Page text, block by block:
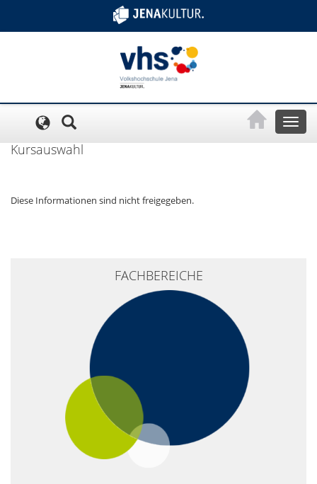
Toggle
Kursauswahl
Diese Informationen sind nicht freigegeben.
FACHBEREICHE